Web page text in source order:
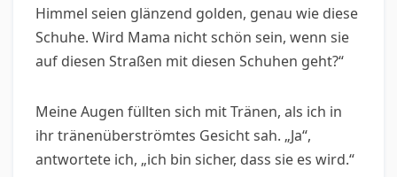
Himmel seien glänzend golden, genau wie diese
Schuhe. Wird Mama nicht schön sein, wenn sie
auf diesen Straßen mit diesen Schuhen geht?“
Meine Augen füllten sich mit Tränen, als ich in
ihr tränenüberströmtes Gesicht sah. „Ja“,
antwortete ich, „ich bin sicher, dass sie es wird.“